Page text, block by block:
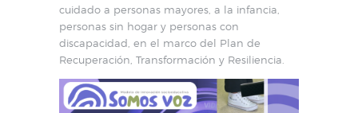
cuidado a personas mayores, a la infancia,
personas sin hogar y personas con
discapacidad, en el marco del Plan de
Recuperación, Transformación y Resiliencia.